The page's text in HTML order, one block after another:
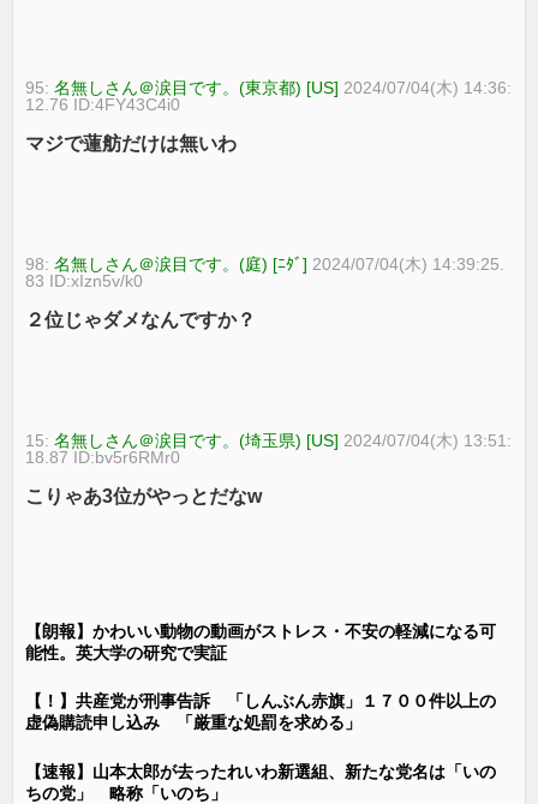
95:名無しさん＠涙目です。(東京都) [US] 2024/07/04(木) 14:36:
12.76 ID:4FY43C4i0
マジで蓮舫だけは無いわ
98:名無しさん＠涙目です。(庭) [ﾆﾀﾞ] 2024/07/04(木) 14:39:25.
83 ID:xIzn5v/k0
２位じゃダメなんですか？
15:名無しさん＠涙目です。(埼玉県) [US] 2024/07/04(木) 13:51:
18.87 ID:bv5r6RMr0
こりゃあ3位がやっとだなw
【朗報】かわいい動物の動画がストレス・不安の軽減になる可
能性。英大学の研究で実証
【！】共産党が刑事告訴 「しんぶん赤旗」１７００件以上の
虚偽購読申し込み 「厳重な処罰を求める」
【速報】山本太郎が去ったれいわ新選組、新たな党名は「いの
ちの党」 略称「いのち」